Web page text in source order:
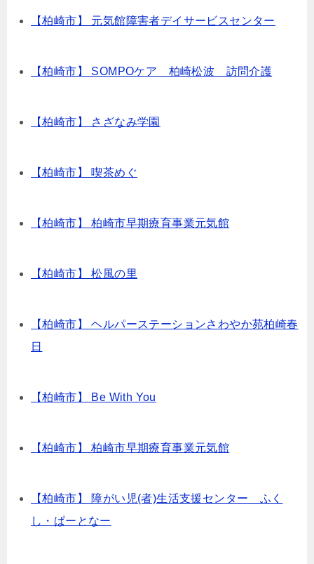
【柏崎市】 元気館障害者デイサービスセンター
【柏崎市】 SOMPOケア 柏崎松波 訪問介護
【柏崎市】 さざなみ学園
【柏崎市】 喫茶めぐ
【柏崎市】 柏崎市早期療育事業元気館
【柏崎市】 松風の里
【柏崎市】 ヘルパーステーションさわやか苑柏崎春
日
【柏崎市】 Be With You
【柏崎市】 柏崎市早期療育事業元気館
【柏崎市】 障がい児(者)生活支援センター ふく
し・ぱーとなー